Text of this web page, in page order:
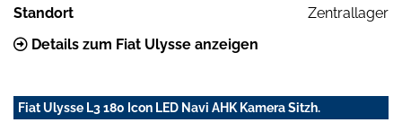
Standort
Zentrallager
Details zum Fiat Ulysse anzeigen
Fiat Ulysse L3 180 Icon LED Navi AHK Kamera Sitzh.